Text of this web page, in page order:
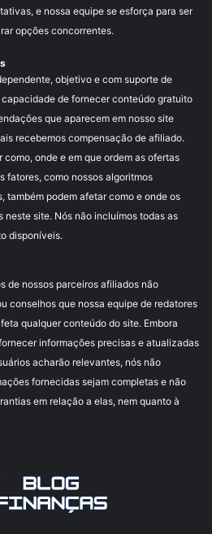
e nossa equipe se esforça para ser
opções concorrentes.
objetivo e com suporte de
de fornecer conteúdo gratuito
que aparecem em nosso site
recebemos compensação de afiliado.
onde e em que ordem as ofertas
fatores, como nossos algoritmos
também podem afetar como e onde os
site. Nós não incluímos todas as
disponíveis.
de nossos parceiros afiliados não
conselhos que nossa equipe de redatores
qualquer conteúdo do site. Embora
informações precisas e atualizadas
acharão relevantes, nós não
fornecidas sejam completas e não
em relação a elas, nem quanto à